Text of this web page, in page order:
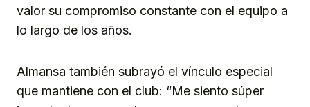
valor su compromiso constante con el equipo a
lo largo de los años.
Almansa también subrayó el vínculo especial
que mantiene con el club: “Me siento súper